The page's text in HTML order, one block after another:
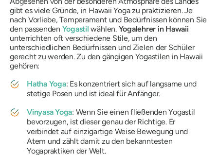
gibt es viele Gründe, in Hawaii Yoga zu praktizieren. Je
nach Vorliebe, Temperament und Bedürfnissen können Sie
den passenden Yogastil wählen. Yogalehrer in Hawaii
unterrichten oft verschiedene Stile, um den
unterschiedlichen Bedürfnissen und Zielen der Schüler
gerecht zu werden. Zu den gängigen Yogastilen in Hawaii
gehören:
Hatha Yoga: Es konzentriert sich auf langsame und
stetige Posen und ist ideal für Anfänger.
Vinyasa Yoga: Wenn Sie einen fließenden Yogastil
bevorzugen, ist dieser genau der Richtige. Er
verbindet auf einzigartige Weise Bewegung und
Atem und zählt damit zu den bekanntesten
Yogapraktiken der Welt.